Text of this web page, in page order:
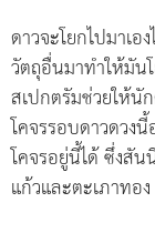
ดาวจะโยกไปมาเ
วัตถุอื่นมาทำให้มัน
สเปกตรัมช่วยให้นั
โคจรรอบดาวดวง
โคจรอยู่นี้ได้ ซึ่งสั
แก้วและตะเภาทอ